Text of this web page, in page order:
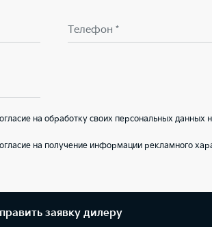
Телефон *
на обработку своих персональных данных
на получение информации рекламного
заявку дилеру